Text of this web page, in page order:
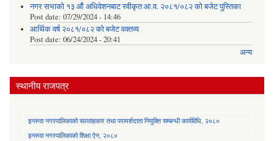
नगर सभाको १३ औं अधिवेशनबाट स्वीकृत आ.व. २०८१/०८२ को बजेट पुस्तिका
Post date: 07/29/2024 - 14:46
आर्थिक वर्ष २०८१/०८२ को बजेट वक्तव्य
Post date: 06/24/2024 - 20:41
अन्य
स्थानीय राजपत्र
इनरुवा नगरपालिकाको सल्लाहकार तथा परामर्शदाता नियुक्ति सम्बन्धी कार्यविधि, २०८०
इनरुवा नगरपालिकाको शिक्षा ऐन, २०८०